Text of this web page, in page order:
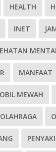
HEALTH
INET
MANFAAT
MEWAH
OLAHRAGA